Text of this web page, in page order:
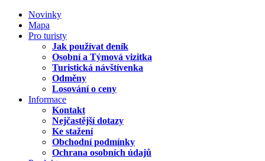
Novinky
Mapa
Pro turisty
Jak používat deník
Osobní a Týmová vizitka
Turistická návštívenka
Odměny
Losování o ceny
Informace
Kontakt
Nejčastější dotazy
Ke stažení
Obchodní podmínky
Ochrana osobních údajů